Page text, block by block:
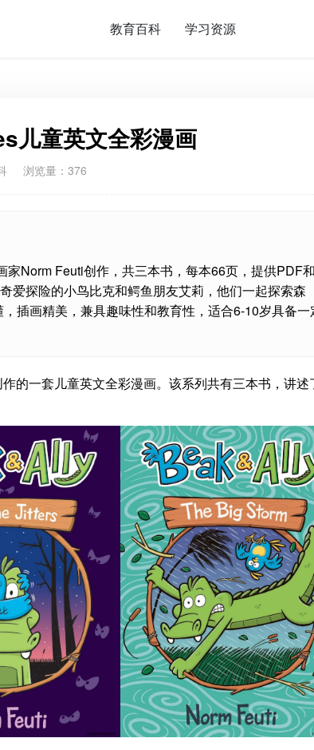
教育百科 学习资源
儿童英文全彩漫画
浏览量：376
家Norm Feuti创作，共三本书，每本66页，提供PDF
爱探险的小鸟比克和鳄鱼朋友艾莉，他们一起探索森
插画精美，兼具趣味性和教育性，适合6-10岁具备一
的一套儿童英文全彩漫画。该系列共有三本书，讲述